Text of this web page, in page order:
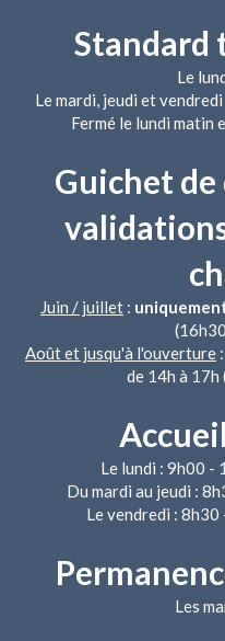
Standard
Le
Le mardi, jeudi et
Fermé le lundi matin
Guichet de
Juin / juillet :
Août et jusqu'à l'ouverture :
de 14h à
Le lundi : 9h00 -
Du mardi au jeudi :
Le vendredi :
Les